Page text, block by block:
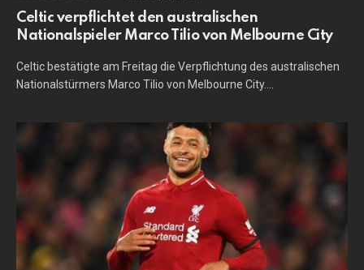
Celtic verpflichtet den australischen
Nationalspieler Marco Tilio von Melbourne City
Celtic bestätigte am Freitag die Verpflichtung des australischen
Nationalstürmers Marco Tilio von Melbourne City.…